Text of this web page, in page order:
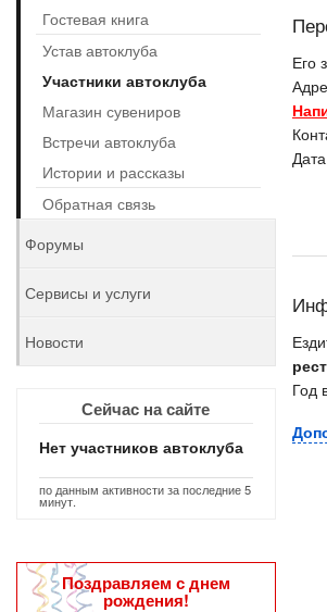
Его
Год
Гостевая книга
Устав автоклуба
Участники автоклуба
Магазин сувениров
Встречи автоклуба
Истории и рассказы
Обратная связь
Форумы
Сервисы и услуги
Новости
Сейчас на сайте
Нет участников автоклуба
по данным активности за последние 5
минут.
Поздравляем с днем
рождения!